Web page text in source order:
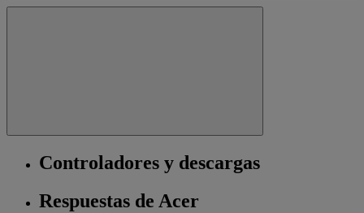
Controladores y descargas
Respuestas de Acer